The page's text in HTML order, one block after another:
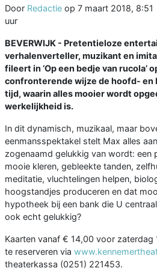
Door Redactie op 7 maart 2018, 8:51
uur
BEVERWIJK - Pretentieloze
verhalenverteller, muzikant en
fileert in ‘Op een bedje van rucola’
confronterende wijze de hoofd- en
tijd, waarin alles mooier wordt
werkelijkheid is.
In dit dynamisch, muzikaal, maar
eenmansspektakel stelt Max alles
zogenaamd gelukkig van wordt: een
mooie kleren, gebleekte tanden,
meditatie, vluchtelingen helpen,
hoogstandjes produceren en dat
hypotheek bij een bank die U
ook echt gelukkig?
Kaarten vanaf € 14,00 voor
te reserveren via
theaterkassa (0251) 221453.